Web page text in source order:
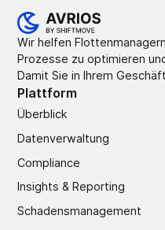
Wir helfen
Prozesse zu optimieren
Damit Sie in Ihrem
Plattform
Überblick
Datenverwaltung
Compliance
Insights & Reporting
Schadens­management